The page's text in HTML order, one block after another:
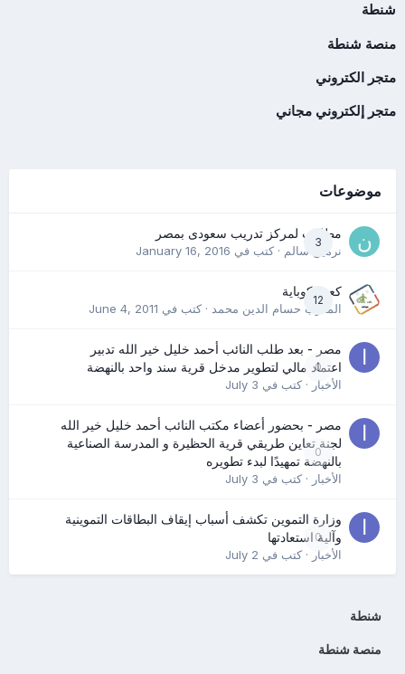
شنطة
منصة شنطة
متجر الكتروني
متجر إلكتروني مجاني
موضوعات
3
مطلوب لمركز تدريب سعودى بمصر
نرمين سالم· كتب في January 16, 2016
12
كعب كوباية
المدرب حسام الدين محمد· كتب في June 4, 2011
0
مصر - بعد طلب النائب أحمد خليل خير الله تدبير
اعتماد مالي لتطوير مدخل قرية سند واحد بالنهضة
الأخبار· كتب في July 3
0
مصر - بحضور أعضاء مكتب النائب أحمد خليل خير الله
لجنة تعاين طريقي قرية الحظيرة و المدرسة الصناعية
بالنهضة تمهيدًا لبدء تطويره
الأخبار· كتب في July 3
0
وزارة التموين تكشف أسباب إيقاف البطاقات التموينية
وآلية استعادتها
الأخبار· كتب في July 2
شنطة
منصة شنطة